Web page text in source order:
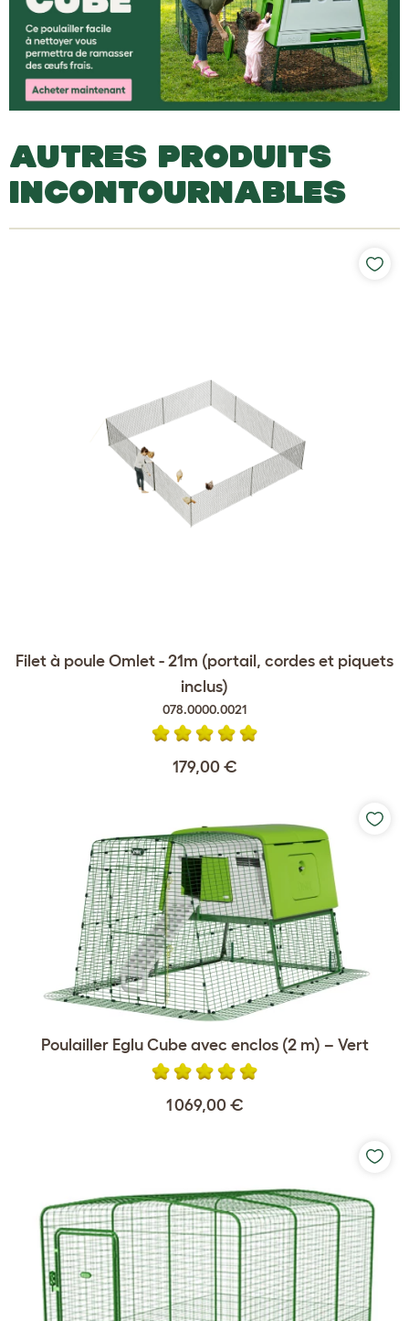
AUTRES PRODUITS
INCONTOURNABLES
Filet à poule Omlet - 21m (portail, cordes et piquets
inclus)
078.0000.0021
179,00 €
Poulailler Eglu Cube avec enclos (2 m) – Vert
1 069,00 €